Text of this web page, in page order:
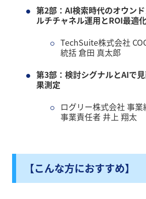
第2部：AI検索時代のオウン
ルチチャネル運用とROI最適
TechSuite株式会社
統括 倉田 真太郎
第3部：検討シグナルとAIで
果測定
ログリー株式会社 事
事業責任者 井上 翔太
【こんな方におすすめ】